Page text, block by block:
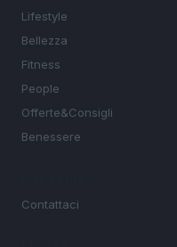
Lifestyle
Bellezza
Fitness
People
Offerte&Consigli
Benessere
Contattaci